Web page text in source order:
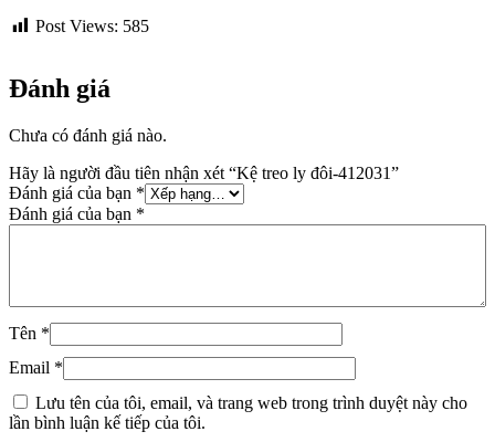
Post Views: 585
Đánh giá
Chưa có đánh giá nào.
Hãy là người đầu tiên nhận xét “Kệ treo ly đôi-412031”
Đánh giá của bạn *
Đánh giá của bạn *
Tên *
Email *
Lưu tên của tôi, email, và trang web trong trình duyệt này cho
lần bình luận kế tiếp của tôi.